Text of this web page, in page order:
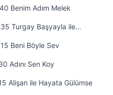
Benim Adım Melek
Turgay Başyayla ile…
Beni Böyle Sev
Adını Sen Koy
Alişan ile Hayata Gülümse